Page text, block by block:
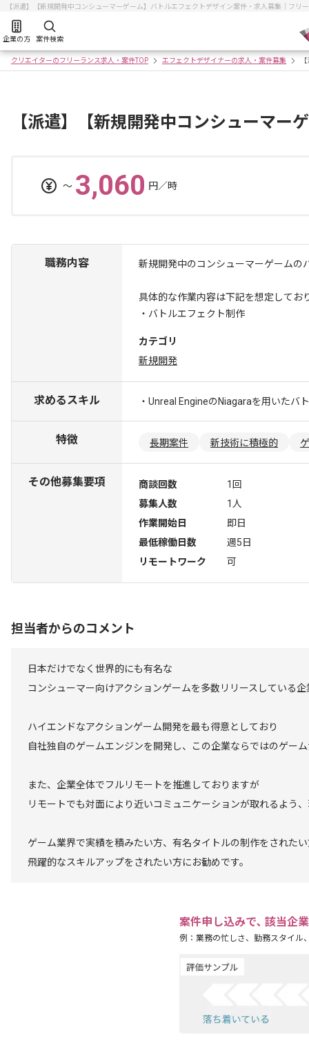
【派遣】【新規開発中コンシューマーゲーム】バトルエフェクトデザイン案件・求人募集｜フリ
企業の方 案件検索
クリエイターのフリーランス求人・案件TOP エフェクトデザイナーの求人・案件募集
【派遣】【新規開発中コンシューマー
〜 3,060 円／時
職務内容 新規開発中のコンシューマーゲームの
具体的な作業内容は下記を想定してお
・バトルエフェクト制作
カテゴリ
新規開発
求めるスキル ・Unreal EngineのNiagaraを用いたバ
特徴 長期案件 新技術に積極的
その他募集要項 商談回数
1回
募集人数
1人
作業開始日
即日
最低稼働日数
週5日
リモートワーク
可
担当者からのコメント
日本だけでなく世界的にも有名な
コンシューマー向けアクションゲームを多数リリースしている企
ハイエンドなアクションゲーム開発を最も得意としており
自社独自のゲームエンジンを開発し、この企業ならではのゲー
また、企業全体でフルリモートを推進しておりますが
リモートでも対面により近いコミュニケーションが取れるよう
ゲーム業界で実績を積みたい方、有名タイトルの制作をされた
飛躍的なスキルアップをされたい方にお勧めです。
案件申し込みで､ 該当企
例：業務の忙しさ、勤務スタイル